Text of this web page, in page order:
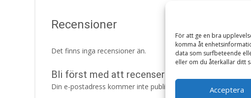
För att ge en bra
komma åt
data som surfbeteende
eller om du återkallar ditt
Acceptera
Recensioner
Det finns inga recensioner än.
Bli först med att recensera ”Dog Puppy Beef
Din e-postadress kommer inte publiceras. Obligatoriska fält är